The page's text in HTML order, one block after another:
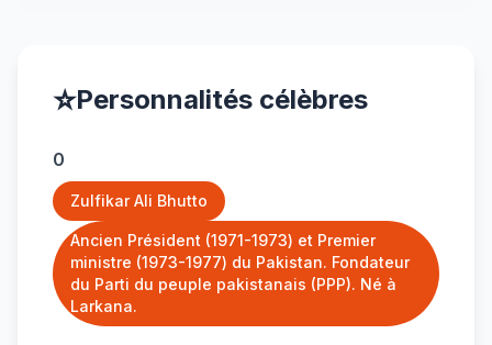
⭐Personnalités célèbres
0
Zulfikar Ali Bhutto
Ancien Président (1971-1973) et Premier
ministre (1973-1977) du Pakistan. Fondateur
du Parti du peuple pakistanais (PPP). Né à
Larkana.